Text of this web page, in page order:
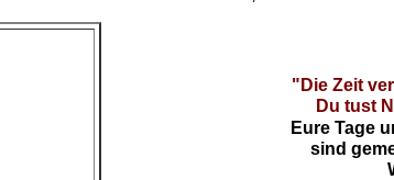
"Die Zeit
Du tust
Eure Tage
sind